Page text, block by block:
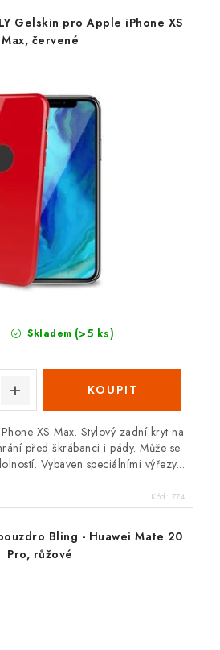
Gelskin pro Apple iPhone XS
Max, červené
Skladem (>5 ks)
XS Max. Stylový zadní kryt na
před škrábanci i pády. Může se
Vybaven speciálními výřezy...
Kód: 774
Bling - Huawei Mate 20
Pro, růžové